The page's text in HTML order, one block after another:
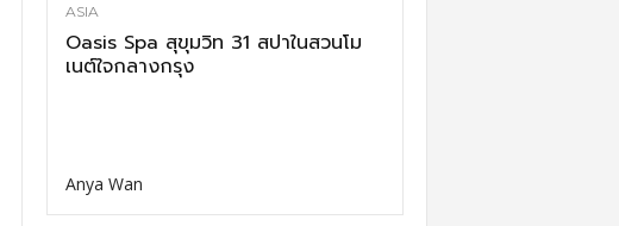
ASIA
Oasis Spa สุขุมวิท 31 สปาในสวนโม
เนต์ใจกลางกรุง
Anya Wan